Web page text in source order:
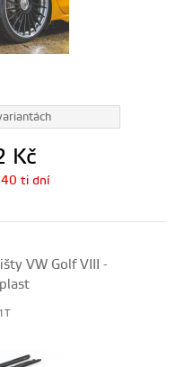
Kč
ti dní
VW Golf VIII -